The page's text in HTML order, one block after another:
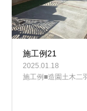
施工例21
2025.01.18
施工例■造園土木二